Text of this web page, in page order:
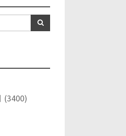
(3400)